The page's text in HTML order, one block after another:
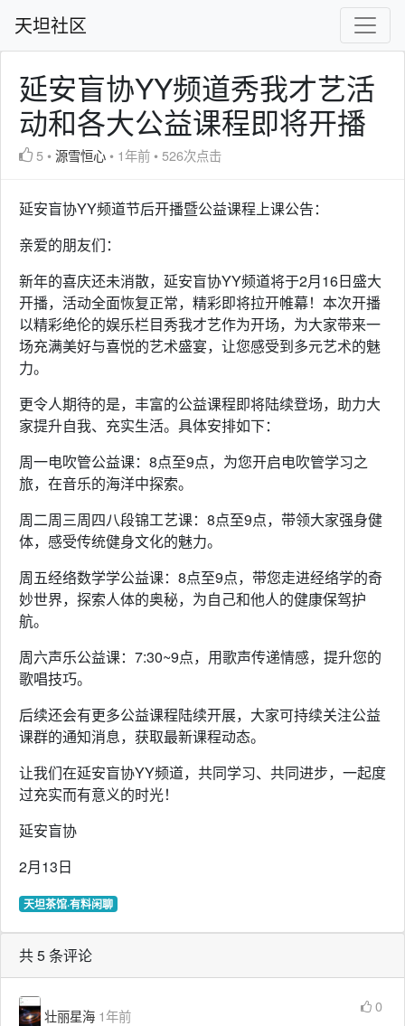
天坦社区
延安盲协YY频道秀我才艺活
动和各大公益课程即将开播
5 •源雪恒心 • 1年前 •526次点击
延安盲协YY频道节后开播暨公益课程上课公告：
亲爱的朋友们：
新年的喜庆还未消散，延安盲协YY频道将于2月16日盛大
开播，活动全面恢复正常，精彩即将拉开帷幕！本次开播
以精彩绝伦的娱乐栏目秀我才艺作为开场，为大家带来一
场充满美好与喜悦的艺术盛宴，让您感受到多元艺术的魅
力。
更令人期待的是，丰富的公益课程即将陆续登场，助力大
家提升自我、充实生活。具体安排如下：
周一电吹管公益课：8点至9点，为您开启电吹管学习之
旅，在音乐的海洋中探索。
周二周三周四八段锦工艺课：8点至9点，带领大家强身健
体，感受传统健身文化的魅力。
周五经络数学学公益课：8点至9点，带您走进经络学的奇
妙世界，探索人体的奥秘，为自己和他人的健康保驾护
航。
周六声乐公益课：7:30~9点，用歌声传递情感，提升您的
歌唱技巧。
后续还会有更多公益课程陆续开展，大家可持续关注公益
课群的通知消息，获取最新课程动态。
让我们在延安盲协YY频道，共同学习、共同进步，一起度
过充实而有意义的时光！
延安盲协
2月13日
天坦茶馆·有料闲聊
共 5 条评论
壮丽星海 1年前
0